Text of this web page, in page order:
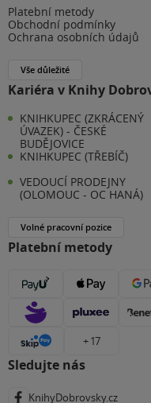
Platební metody
Obchodní podmínky
Ochrana osobních údajů
Vše důležité
Kariéra v Knihy
KNIHKUPEC (ZKRÁCENÝ
ÚVAZEK) - ČESKÉ
BUDĚJOVICE
KNIHKUPEC (TŘEBÍČ)
VEDOUCÍ PRODEJNY
(OLOMOUC - OC HANÁ)
Volné pracovní pozice
Platební metody
+ 17
Sledujte nás
KnihyDobrovsky.cz